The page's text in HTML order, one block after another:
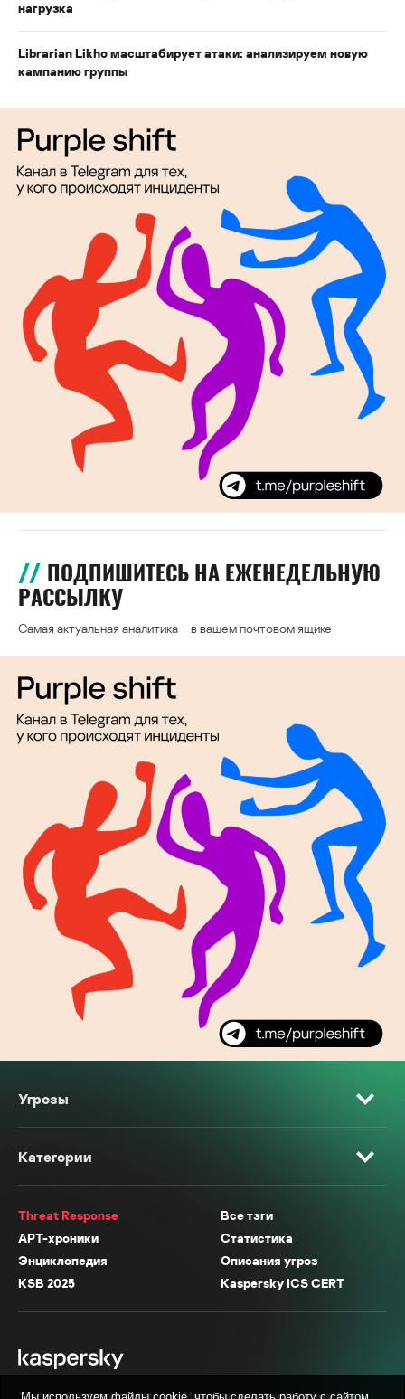
нагрузка
Librarian Likho масштабирует атаки: анализируем новую
кампанию группы
ПОДПИШИТЕСЬ НА ЕЖЕНЕДЕЛЬНУЮ
РАССЫЛКУ
Самая актуальная аналитика – в вашем почтовом ящике
Угрозы
Категории
Threat Response
Все тэги
APT-хроники
Статистика
Энциклопедия
Описания угроз
KSB 2025
Kaspersky ICS CERT
* Facebook, Instagram, WhatsApp, Meta AI принадлежат компании Meta,